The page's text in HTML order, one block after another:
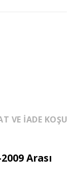
VE İADE
Arası